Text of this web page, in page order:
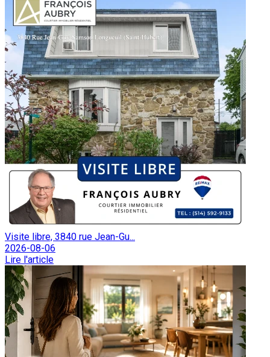
Visite libre, 3840 rue Jean-Gu...
2026-08-06
Lire l'article